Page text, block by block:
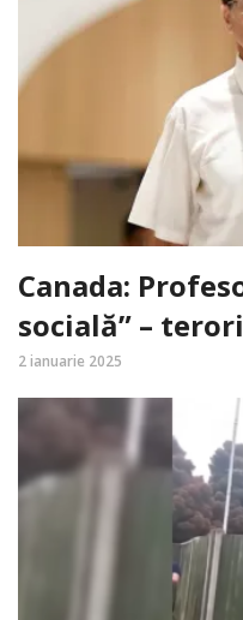
Canada:
socială” –
2 ianuarie 2025